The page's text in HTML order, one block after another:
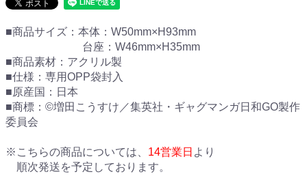
■商品サイズ：本体：W50mm×H93mm
台座：W46mm×H35mm
■商品素材：アクリル製
■仕様：専用OPP袋封入
■原産国：日本
■商標：©増田こうすけ／集英社・ギャグマンガ日和GO製作
委員会
※こちらの商品については、 14営業日 より
順次発送を予定しております。